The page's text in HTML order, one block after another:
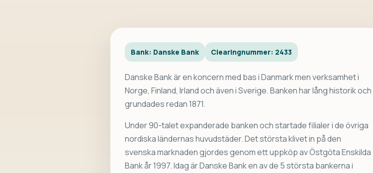
Bank: Danske Bank Clearingnummer: 2433
Danske Bank är en koncern med bas i Danmark men verksamhet i
Norge, Finland, Irland och även i Sverige. Banken har lång historik och
grundades redan 1871.
Under 90-talet expanderade banken och startade filialer i de övriga
nordiska ländernas huvudstäder. Det största klivet in på den
svenska marknaden gjordes genom ett uppköp av Östgöta Enskilda
Bank år 1997. Idag är Danske Bank en av de 5 största bankerna i